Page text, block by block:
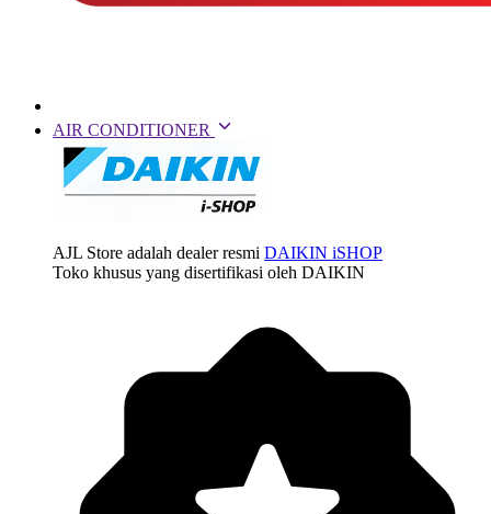
AIR CONDITIONER
AJL Store adalah dealer resmi DAIKIN iSHOP
Toko khusus yang disertifikasi oleh DAIKIN